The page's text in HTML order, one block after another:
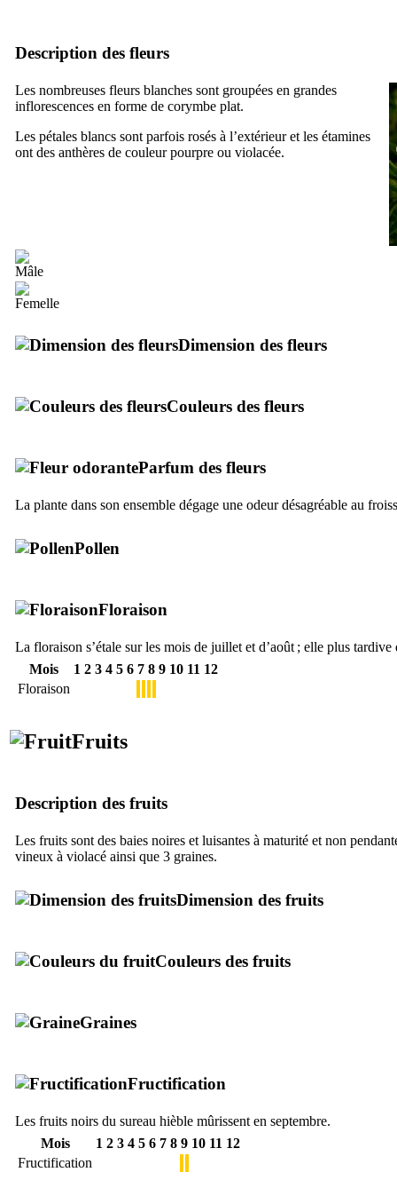
Description des fleurs
Les nombreuses fleurs blanches sont groupées en grandes
inflorescences en forme de corymbe plat.
Les pétales blancs sont parfois rosés à l’extérieur et les étamines
ont des anthères de couleur pourpre ou violacée.
Dimension des fleurs
Couleurs des fleurs
Parfum des fleurs
La plante dans son ensemble dégage une odeur désagréable au
Pollen
Floraison
La floraison s’étale sur les mois de juillet et d’août ; elle plus
Mois
1 2 3 4 5 6 7 8 9 10 11 12
Floraison
Fruits
Description des fruits
Les fruits sont des baies noires et luisantes à maturité et non
vineux à violacé ainsi que 3 graines.
Dimension des fruits
Couleurs des fruits
Graines
Fructification
Les fruits noirs du sureau hièble mûrissent en septembre.
Mois
1 2 3 4 5 6 7 8 9 10 11 12
Fructification